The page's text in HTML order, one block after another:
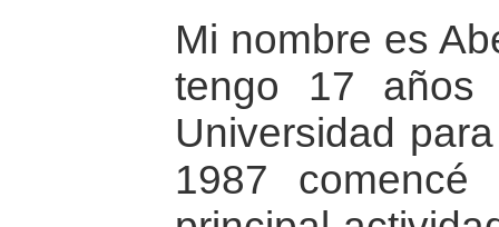
Mi nombre es
tengo 17 años
Universidad
1987 comencé